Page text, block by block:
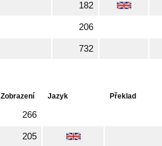
182
206
732
Zobrazení Jazyk Překlad
266
205